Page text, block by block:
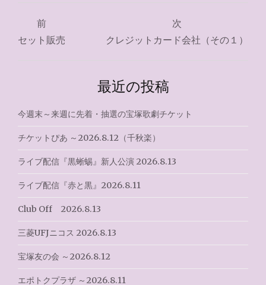
投
稿
ゲ
ー
シ
ョ
ン
前
セット販売
次
クレジットカード会社（その１）
最近の投稿
今週末～来週に先着・抽選の宝塚歌劇チケット
チケットぴあ ～2026.8.12（千秋楽）
ライブ配信『黒蜥蜴』新人公演 2026.8.13
ライブ配信『赤と黒』2026.8.11
Club Off 2026.8.13
三菱UFJニコス 2026.8.13
宝塚友の会 ～2026.8.12
エポトクプラザ ～2026.8.11